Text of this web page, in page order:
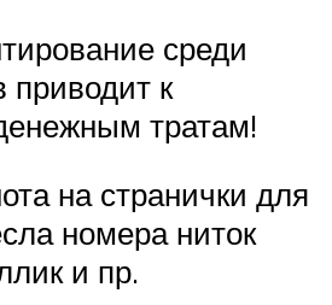
среди
приводит к
тратам!
на странички для
номера ниток
и пр.